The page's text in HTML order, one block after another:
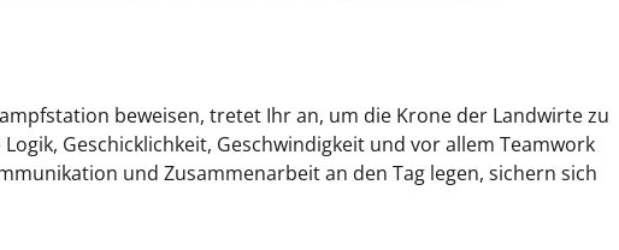
beweisen, tretet Ihr an, um die Krone der Landwirte zu
Geschicklichkeit, Geschwindigkeit und vor allem Teamwork
und Zusammenarbeit an den Tag legen, sichern sich